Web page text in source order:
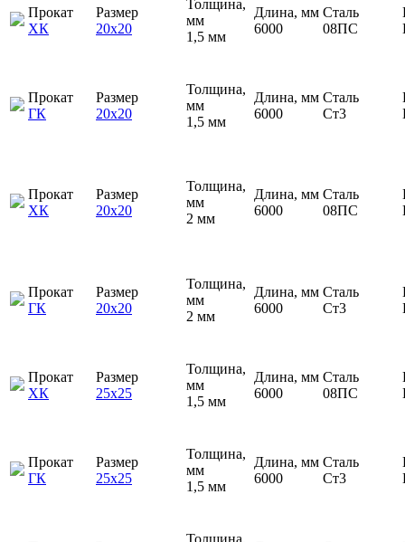
Прокат
ХК
Размер
20х20
Толщина,
мм
1,5 мм
Длина, мм
6000
Сталь
08ПС
Прокат
ГК
Размер
20х20
Толщина,
мм
1,5 мм
Длина, мм
6000
Сталь
Ст3
Прокат
ХК
Размер
20х20
Толщина,
мм
2 мм
Длина, мм
6000
Сталь
08ПС
Прокат
ГК
Размер
20х20
Толщина,
мм
2 мм
Длина, мм
6000
Сталь
Ст3
Прокат
ХК
Размер
25х25
Толщина,
мм
1,5 мм
Длина, мм
6000
Сталь
08ПС
Прокат
ГК
Размер
25х25
Толщина,
мм
1,5 мм
Длина, мм
6000
Сталь
Ст3
Толщина,